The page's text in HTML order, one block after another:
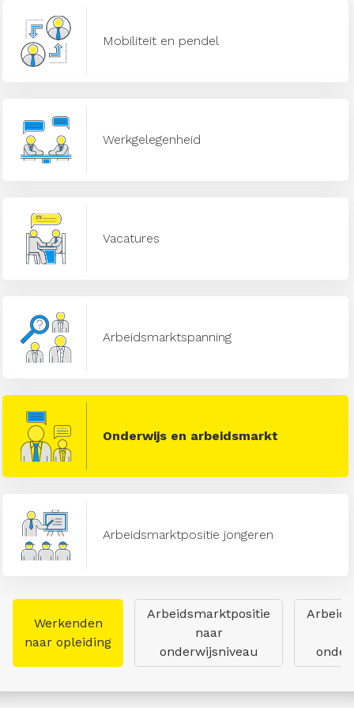
Mobiliteit en pendel
Werkgelegenheid
Vacatures
Arbeidsmarktspanning
Onderwijs en arbeidsmarkt
Arbeidsmarktpositie jongeren
Werkenden
naar opleiding
Arbeidsmarktpositie
naar
onderwijsniveau